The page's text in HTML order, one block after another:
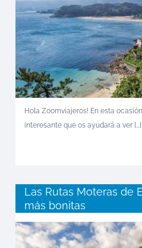
Hola Zoomviajeros! En esta
interesante que os ayudará a ver [...]
Las Rutas Moteras de
más bonitas